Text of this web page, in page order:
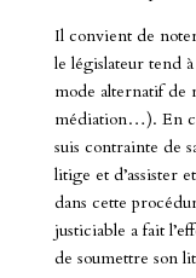
Il convient de
le législateur tend
mode alternatif de
médiation…). En
suis contrainte de
litige et d’assister
dans cette
justiciable a fait
de soumettre son